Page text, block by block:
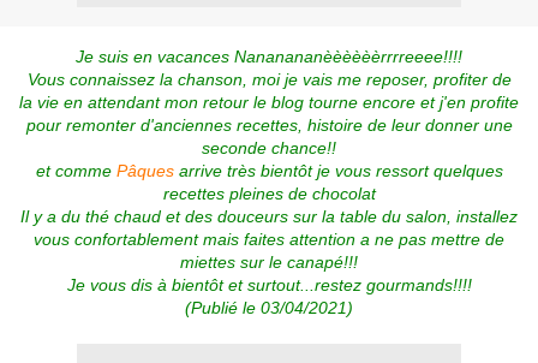
Je suis en vacances Nananananèèèèèèrrrreeee!!!!
Vous connaissez la chanson, moi je vais me reposer, profiter de
la vie en attendant mon retour le blog tourne encore et j'en profite
pour remonter d'anciennes recettes, histoire de leur donner une
seconde chance!!
et comme Pâquesarrive très bientôt je vous ressort quelques
recettes pleines de chocolat
Il y a du thé chaud et des douceurs sur la table du salon, installez
vous confortablement mais faites attention a ne pas mettre de
miettes sur le canapé!!!
Je vous dis à bientôt et surtout...restez gourmands!!!!
(Publié le 03/04/2021)